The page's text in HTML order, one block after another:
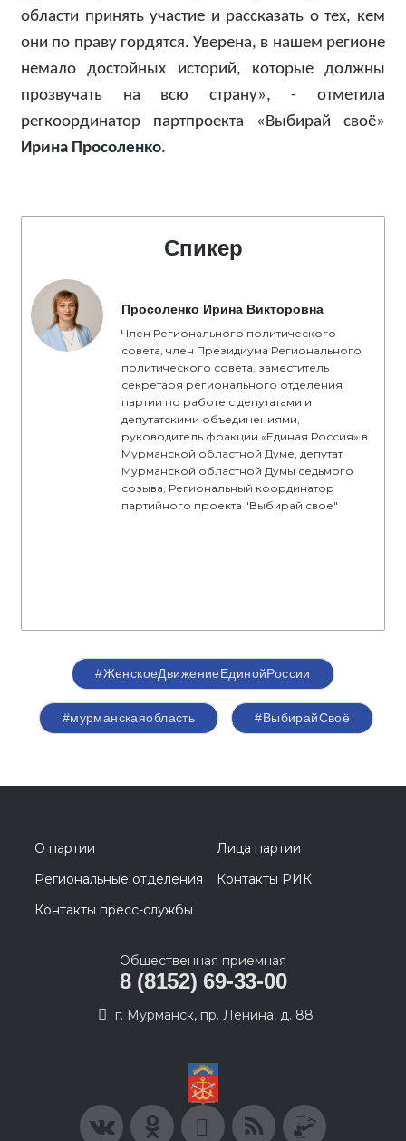
области принять участие и рассказать о тех, кем
они по праву гордятся. Уверена, в нашем регионе
немало достойных историй, которые должны
прозвучать на всю страну», - отметила
регкоординатор партпроекта «Выбирай своё»
Ирина Просоленко.
Спикер
Просоленко Ирина Викторовна
Член Регионального политического
совета, член Президиума Регионального
политического совета, заместитель
секретаря регионального отделения
партии по работе с депутатами и
депутатскими объединениями,
руководитель фракции «Единая Россия» в
Мурманской областной Думе, депутат
Мурманской областной Думы седьмого
созыва, Региональный координатор
партийного проекта "Выбирай свое"
#ЖенскоеДвижениеЕдинойРоссии
#мурманскаяобласть #ВыбирайСвоё
О партии
Лица партии
Региональные отделения
Контакты РИК
Контакты пресс-службы
Общественная приемная
8 (8152) 69-33-00
г. Мурманск, пр. Ленина, д. 88